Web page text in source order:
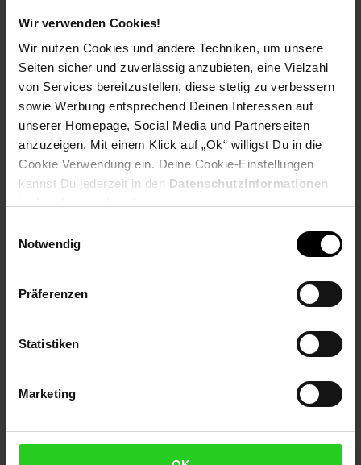
Wir verwenden Cookies!
Wir nutzen Cookies und andere Techniken, um unsere
Seiten sicher und zuverlässig anzubieten, eine Vielzahl
von Services bereitzustellen, diese stetig zu verbessern
sowie Werbung entsprechend Deinen Interessen auf
unserer Homepage, Social Media und Partnerseiten
anzuzeigen. Mit einem Klick auf „Ok“ willigst Du in die
Cookie Verwendung ein. Deine Cookie-Einstellungen
kannst Du jederzeit in den Datenschutzinformationen
Notwendig
Präferenzen
Statistiken
Marketing
PAYBACK
Payback Punkte Basis°Punkte:
39
Extra°Punkte:
0
Produktbeschreibung
Zuverlässig auch in harten Böden
EAN: 5035048669952